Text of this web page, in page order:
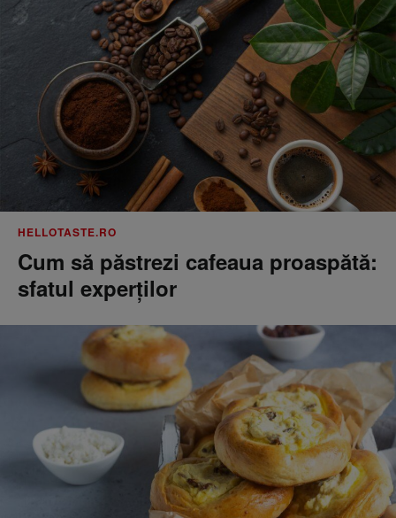
HELLOTASTE.RO
Cum să păstrezi cafeaua proaspătă:
sfatul experților